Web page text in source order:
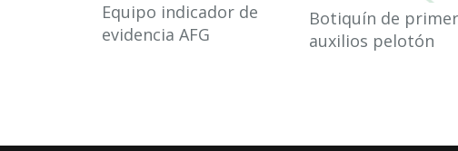
Equipo indicador de
evidencia AFG
Botiquín de
auxilios pelotón